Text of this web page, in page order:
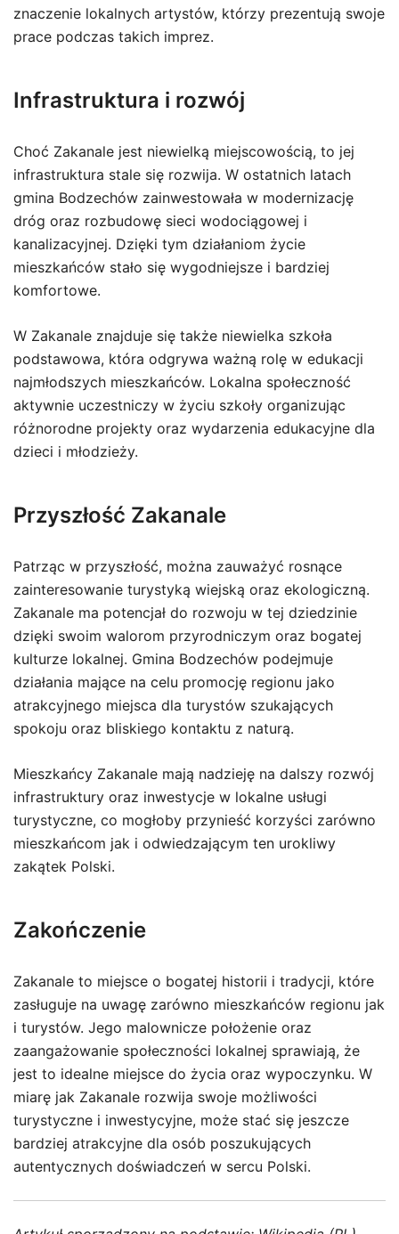
znaczenie lokalnych artystów, którzy prezentują swoje
prace podczas takich imprez.
Infrastruktura i rozwój
Choć Zakanale jest niewielką miejscowością, to jej
infrastruktura stale się rozwija. W ostatnich latach
gmina Bodzechów zainwestowała w modernizację
dróg oraz rozbudowę sieci wodociągowej i
kanalizacyjnej. Dzięki tym działaniom życie
mieszkańców stało się wygodniejsze i bardziej
komfortowe.
W Zakanale znajduje się także niewielka szkoła
podstawowa, która odgrywa ważną rolę w edukacji
najmłodszych mieszkańców. Lokalna społeczność
aktywnie uczestniczy w życiu szkoły organizując
różnorodne projekty oraz wydarzenia edukacyjne dla
dzieci i młodzieży.
Przyszłość Zakanale
Patrząc w przyszłość, można zauważyć rosnące
zainteresowanie turystyką wiejską oraz ekologiczną.
Zakanale ma potencjał do rozwoju w tej dziedzinie
dzięki swoim walorom przyrodniczym oraz bogatej
kulturze lokalnej. Gmina Bodzechów podejmuje
działania mające na celu promocję regionu jako
atrakcyjnego miejsca dla turystów szukających
spokoju oraz bliskiego kontaktu z naturą.
Mieszkańcy Zakanale mają nadzieję na dalszy rozwój
infrastruktury oraz inwestycje w lokalne usługi
turystyczne, co mogłoby przynieść korzyści zarówno
mieszkańcom jak i odwiedzającym ten urokliwy
zakątek Polski.
Zakończenie
Zakanale to miejsce o bogatej historii i tradycji, które
zasługuje na uwagę zarówno mieszkańców regionu jak
i turystów. Jego malownicze położenie oraz
zaangażowanie społeczności lokalnej sprawiają, że
jest to idealne miejsce do życia oraz wypoczynku. W
miarę jak Zakanale rozwija swoje możliwości
turystyczne i inwestycyjne, może stać się jeszcze
bardziej atrakcyjne dla osób poszukujących
autentycznych doświadczeń w sercu Polski.